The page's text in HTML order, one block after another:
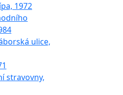
1972
ulice,
stravovny,